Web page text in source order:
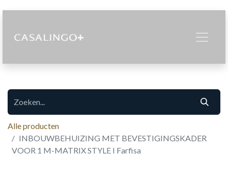
Alle producten
INBOUWBEHUIZING MET BEVESTIGINGSKADER
VOOR 1 M-MATRIX STYLE I Farfisa